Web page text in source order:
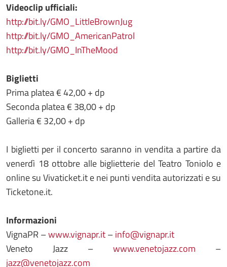
Videoclip ufficiali:
http://bit.ly/GMO_LittleBrownJug
http://bit.ly/GMO_AmericanPatrol
http://bit.ly/GMO_InTheMood
Biglietti
Prima platea € 42,00 + dp
Seconda platea € 38,00 + dp
Galleria € 32,00 + dp
I biglietti per il concerto saranno in vendita a partire da
venerdì 18 ottobre alle biglietterie del Teatro Toniolo e
online su Vivaticket.it e nei punti vendita autorizzati e su
Ticketone.it.
Informazioni
VignaPR –www.vignapr.it–info@vignapr.it
Veneto Jazz – www.venetojazz.com –
jazz@venetojazz.com